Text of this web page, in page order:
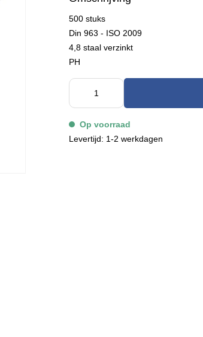
500 stuks
Din 963 - ISO 2009
4,8 staal verzinkt
PH
Op voorraad
Levertijd: 1-2 werkdagen